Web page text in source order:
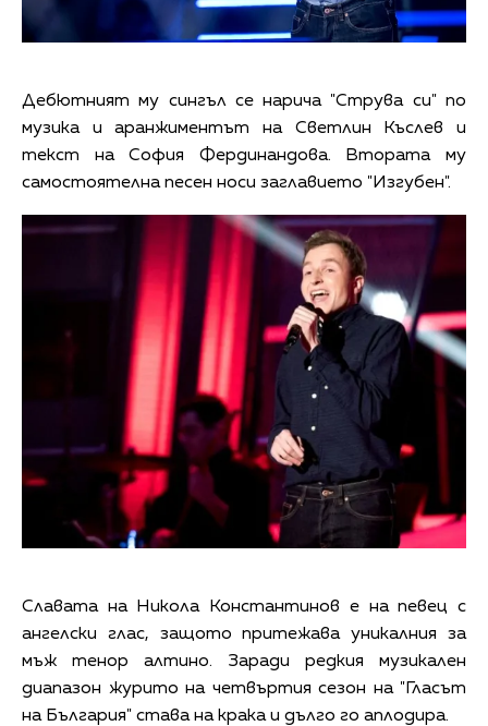
Дебютният му сингъл се нарича "Струва си" по
музика и аранжиментът на Светлин Къслев и
текст на София Фердинандова. Втората му
самостоятелна песен носи заглавието "Изгубен".
Славата на Никола Константинов е на певец с
ангелски глас, защото притежава уникалния за
мъж тенор алтино. Заради редкия музикален
диапазон журито на четвъртия сезон на "Гласът
на България" става на крака и дълго го аплодира.